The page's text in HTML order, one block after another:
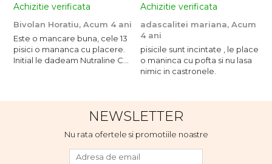
Achizitie verificata
Bivolan Horatiu, Acum 4 ani
Este o mancare buna, cele 13
pisici o mananca cu placere.
Initial le dadeam Nutraline Cat
evita, nu o mananca cu
placere. Eu sunt multumit si
Achizitie verificata
adascalitei mariana, Acum
4 ani
pisicile sunt incintate , le place
o maninca cu pofta si nu lasa
nimic in castronele.
NEWSLETTER
Nu rata ofertele si promotiile noastre